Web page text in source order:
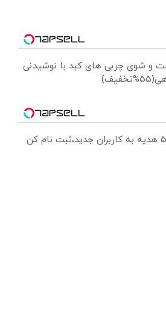
و شوی چربی های کبد با نوشیدنی
نام کن